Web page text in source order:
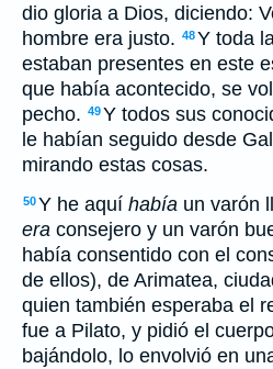
dio gloria a Dios, diciendo:
hombre era justo. 48Y toda
estaban presentes en este
que había acontecido, se
pecho. 49Y todos sus
le habían seguido desde
mirando estas cosas.
50Y he aquí había un varón
era consejero y un varón
había consentido con el
de ellos), de Arimatea,
quien también esperaba el
fue a Pilato, y pidió el
bajándolo, lo envolvió en